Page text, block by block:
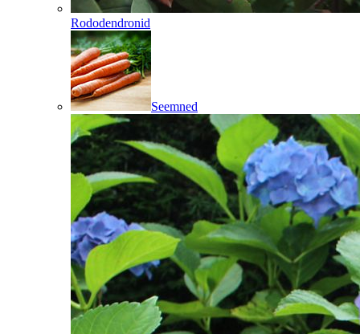
Rododendronid
Seemned